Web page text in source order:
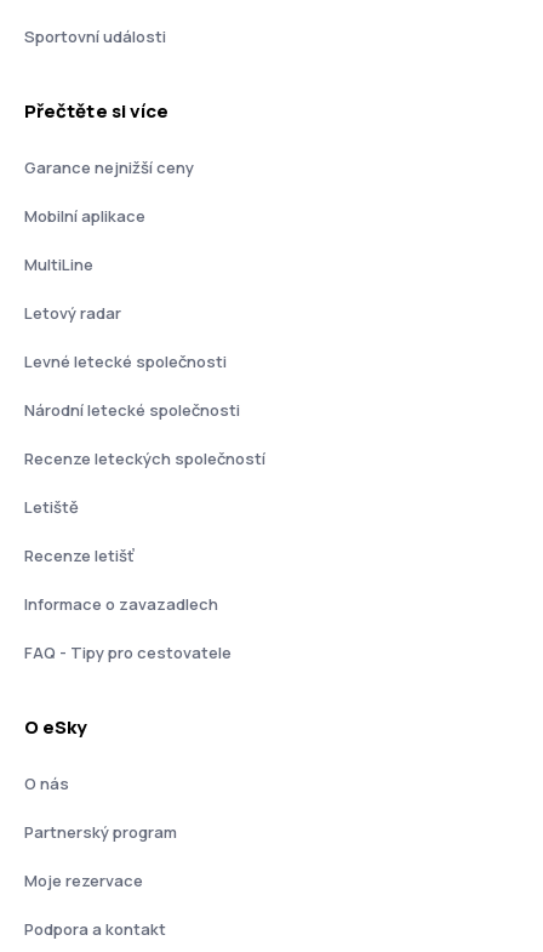
Sportovní události
Přečtěte si více
Garance nejnižší ceny
Mobilní aplikace
MultiLine
Letový radar
Levné letecké společnosti
Národní letecké společnosti
Recenze leteckých společností
Letiště
Recenze letišť
Informace o zavazadlech
FAQ - Tipy pro cestovatele
O eSky
O nás
Partnerský program
Moje rezervace
Podpora a kontakt